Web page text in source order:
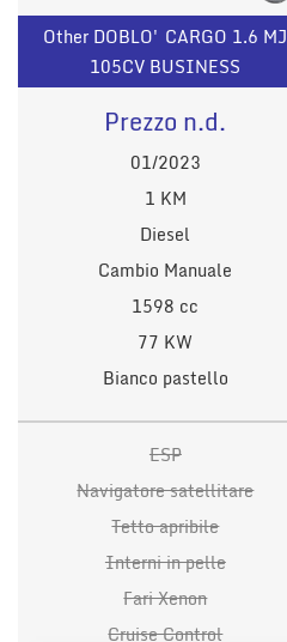
Other DOBLO' CARGO 1.6 MJ
105CV BUSINESS
Prezzo n.d.
01/2023
1 KM
Diesel
Cambio Manuale
1598 cc
77 KW
Bianco pastello
ESP
Navigatore satellitare
Tetto apribile
Interni in pelle
Fari Xenon
Cruise Control